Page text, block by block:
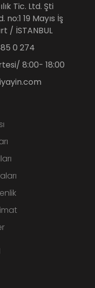
Tic. Ltd. Şti
19 Mayıs İş
/ İSTANBUL
0 274
8:00- 18:00